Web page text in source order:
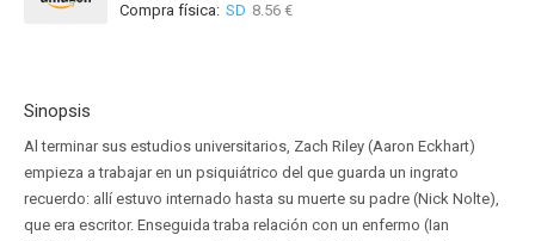
Compra física: SD 8.56 €
Sinopsis
Al terminar sus estudios universitarios, Zach Riley (Aaron Eckhart)
empieza a trabajar en un psiquiátrico del que guarda un ingrato
recuerdo: allí estuvo internado hasta su muerte su padre (Nick Nolte),
que era escritor. Enseguida traba relación con un enfermo (Ian